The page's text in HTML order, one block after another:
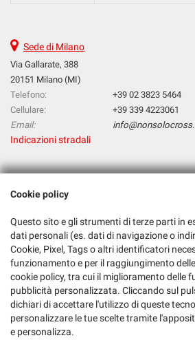
Sede di Milano
Via Gallarate, 388
20151 Milano (MI)
Telefono:
+39 02 3823 5464
Cellulare:
+39 339 4223061
Email:
Indicazioni stradali
Dati fiscali:
Via Gallarate, 388, Milano (MI)
C.F/P.IVA:01121390866
Registro delle imprese:MI
Cookie policy
Questo sito e gli strumenti di terze parti in
dati personali (es. dati di navigazione o
Cookie, Pixel, Tags o altri identificatori
funzionamento e per il raggiungimento
cookie policy, tra cui il miglioramento delle
pubblicità personalizzata. Cliccando sul
dichiari di accettare l'utilizzo di queste
personalizzare le tue scelte tramite
e personalizza.